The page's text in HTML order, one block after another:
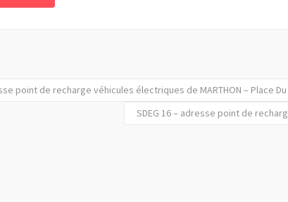
point de recharge véhicules électriques de MARTHON – Place
SDEG 16 – adresse point de